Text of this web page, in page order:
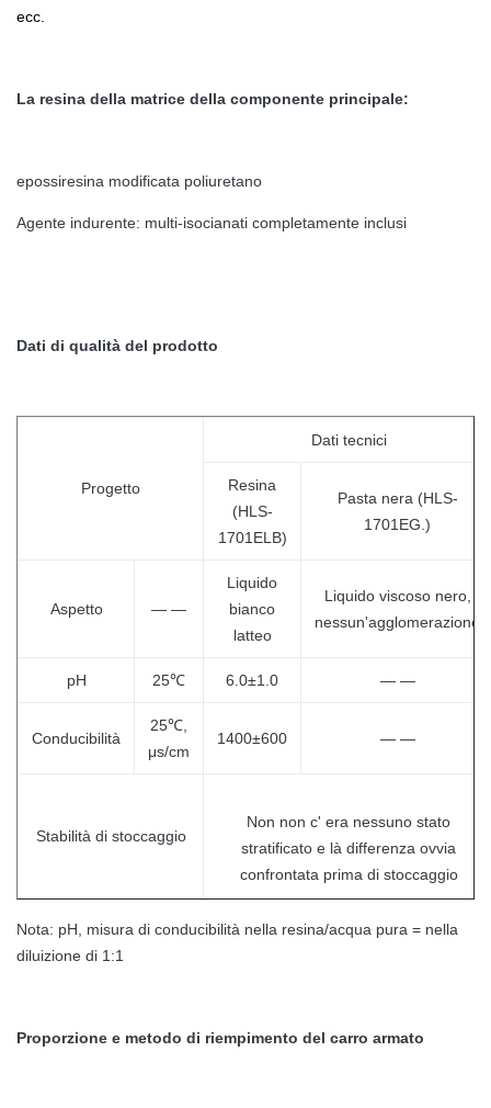
ecc.
La resina della matrice della componente principale:
epossiresina modificata poliuretano
Agente indurente: multi-isocianati completamente inclusi
Dati di qualità del prodotto
Progetto
Dati tecnici
Resina
(HLS-
1701ELB)
Pasta nera (HLS-
1701EG.)
Aspetto — —
Liquido
bianco
latteo
Liquido viscoso nero,
nessun'agglomerazione
pH 25℃ 6.0±1.0 — —
Conducibilità
25℃,
μs/cm
1400±600 — —
Stabilità di stoccaggio
Non non c' era nessuno stato
stratificato e là differenza ovvia
confrontata prima di stoccaggio
Nota: pH, misura di conducibilità nella resina/acqua pura = nella
diluizione di 1:1
Proporzione e metodo di riempimento del carro armato